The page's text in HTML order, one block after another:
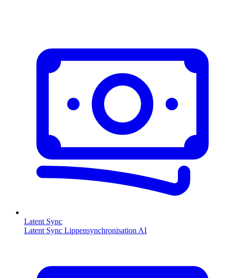
Latent Sync
Latent Sync Lippensynchronisation AI